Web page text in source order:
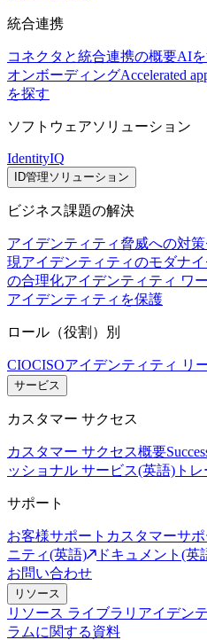
統合連携
コネクタと統合連携の概要AI
オンボーディングAccelerated
を探す
ソフトウェアソリューション
IdentityIQ
ID管理ソリューション
ビジネス課題の解決
アイデンティティ脅威への対策
現アイデンティティのモダナ
の合理化アイデンティティ ワ
アイデンティティを保護
ロール（役割）別
CIOCISOアイデンティティ リ
サービス
カスタマー サクセス
カスタマー サクセス概要
ッショナル サービス(英語) ト
サポート
お客様サポート カスタマーサ
ニティ(英語)
ドキュメント(英
お問い合わせ
リソース
リソース ライブラリ アイデン
ラムに関する資料